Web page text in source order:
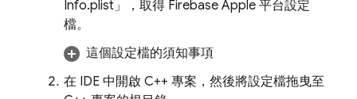
Info.plist」
，取得 Firebase Apple 平台設定
檔。
這個設定檔的須知事項
在 IDE 中開啟 C++ 專案，然後將設定檔拖曳至